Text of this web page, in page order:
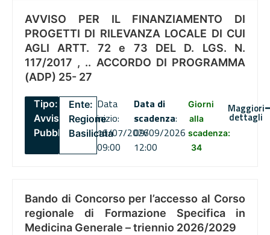
AVVISO PER IL FINANZIAMENTO DI
PROGETTI DI RILEVANZA LOCALE DI CUI
AGLI ARTT. 72 e 73 DEL D. LGS. N.
117/2017 , .. ACCORDO DI PROGRAMMA
(ADP) 25- 27
Tipo:
Avviso
Pubblico
Ente:
Regione
Basilicata
Data
inizio:
16/07/2026
09:00
Data di
scadenza:
09/09/2026
12:00
Giorni
alla
scadenza:
34
Maggiori
dettagli
Bando di Concorso per l’accesso al Corso
regionale di Formazione Specifica in
Medicina Generale – triennio 2026/2029